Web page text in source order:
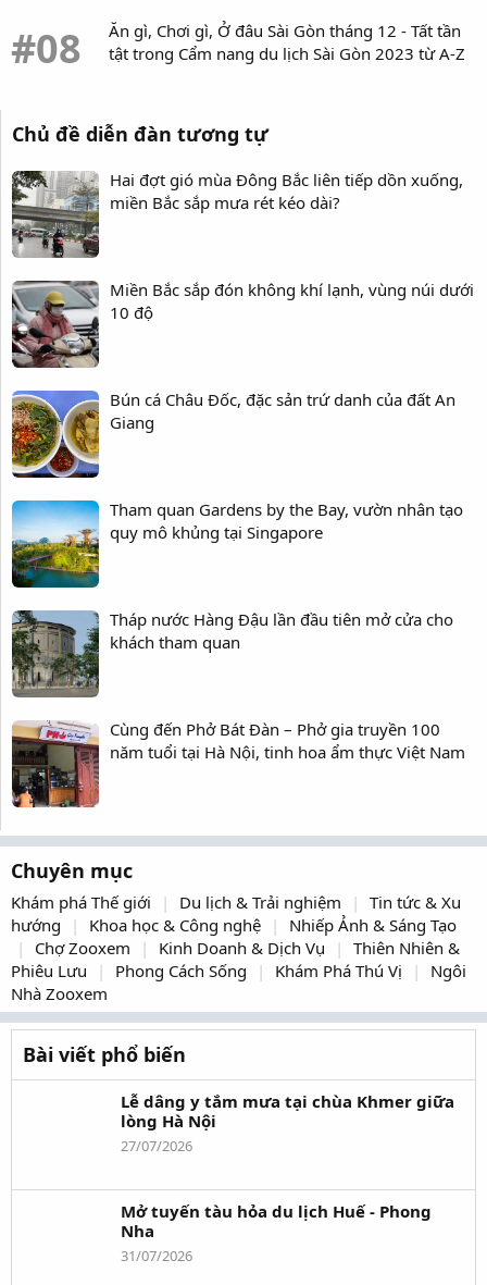
#08
Ăn gì, Chơi gì, Ở đâu Sài Gòn tháng 12 - Tất tần
tật trong Cẩm nang du lịch Sài Gòn 2023 từ A-Z
Chủ đề diễn đàn tương tự
Hai đợt gió mùa Đông Bắc liên tiếp dồn xuống,
miền Bắc sắp mưa rét kéo dài?
Miền Bắc sắp đón không khí lạnh, vùng núi dưới
10 độ
Bún cá Châu Đốc, đặc sản trứ danh của đất An
Giang
Tham quan Gardens by the Bay, vườn nhân tạo
quy mô khủng tại Singapore
Tháp nước Hàng Đậu lần đầu tiên mở cửa cho
khách tham quan
Cùng đến Phở Bát Đàn – Phở gia truyền 100
năm tuổi tại Hà Nội, tinh hoa ẩm thực Việt Nam
Chuyên mục
Khám phá Thế giới Du lịch & Trải nghiệm
Tin tức & Xu
hướng
Khoa học & Công nghệ
Nhiếp Ảnh & Sáng Tạo
Chợ Zooxem
Kinh Doanh & Dịch Vụ
Thiên Nhiên &
Phiêu Lưu
Phong Cách Sống Khám Phá Thú Vị
Ngôi
Nhà Zooxem
Bài viết phổ biến
Lễ dâng y tắm mưa tại chùa Khmer giữa
lòng Hà Nội
27/07/2026
Mở tuyến tàu hỏa du lịch Huế - Phong
Nha
31/07/2026